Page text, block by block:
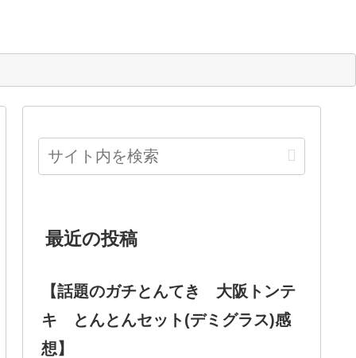
最近の投稿
【話題のガチとんてき 大阪トンテ
キ とんとんセット(デミグラス)感
想】